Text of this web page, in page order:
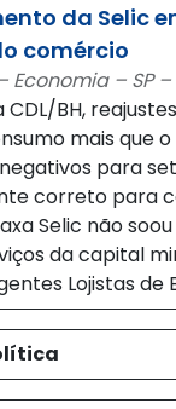
da Selic
comércio
Economia – SP
CDL/BH,
mais que
para
correto para
Selic não
da capital
Lojistas de